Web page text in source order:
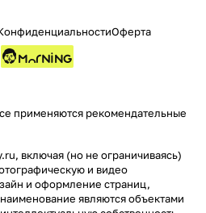
Оферта
применяются рекомендательные
включая (но не ограничиваясь)
и видео
и оформление страниц,
являются объектами